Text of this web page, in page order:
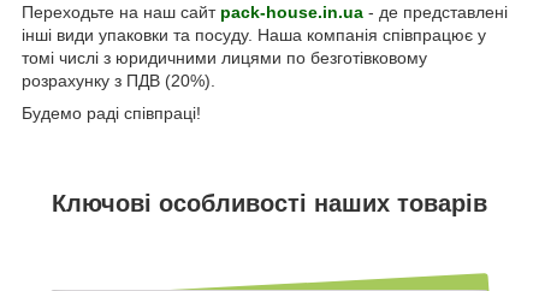
Переходьте на наш сайт pack-house.in.ua - де представлені
інші види упаковки та посуду. Наша компанія співпрацює у
томі числі з юридичними лицями по безготівковому
розрахунку з ПДВ (20%).
Будемо раді співпраці!
Ключові особливості наших товарів